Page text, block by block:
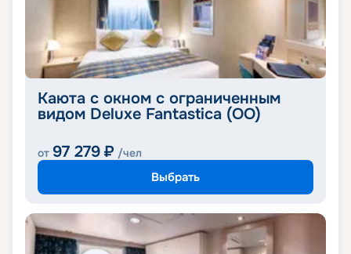
Каюта с окном с ограниченным
видом Deluxe Fantastica (OO)
от 97 279 ₽ /чел
Выбрать